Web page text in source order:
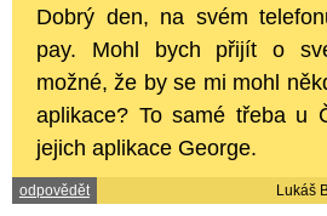
Dobrý den, na svém
pay. Mohl bych přijít o
možné, že by se mi mohl
aplikace? To samé třeba u
jejich aplikace George.
odpovědět Lukáš